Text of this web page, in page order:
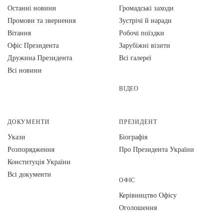
Останні новини
Промови та звернення
Вiтання
Офіс Президента
Дружина Президента
Всі новини
Громадські заходи
Зустрічі й наради
Робочі поїздки
Зарубіжні візити
Всі галереї
ВІДЕО
ДОКУМЕНТИ
Укази
Розпорядження
Конституція України
Всі документи
ПРЕЗИДЕНТ
Біографія
Про Президента України
ОФІС
Керівництво Офісу
Оголошення